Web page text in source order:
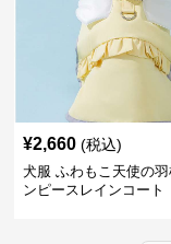
¥2,660 (税込)
犬服 ふわもこ天使の羽
ンピースレインコート